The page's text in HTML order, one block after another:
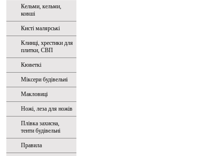
Кельми, кельми,
ковші
Кисті малярські
Клинці, хрестики для
плитки, СВП
Кюветкі
Міксери будівельні
Макловиці
Ножі, леза для ножів
Плівка захисна,
тенти будівельні
Правила